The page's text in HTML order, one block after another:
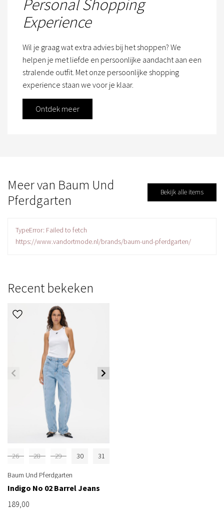
Personal Shopping
Experience
Wil je graag wat extra advies bij het shoppen? We
helpen je met liefde en persoonlijke aandacht aan een
stralende outfit. Met onze persoonlijke shopping
experience staan we voor je klaar.
Ontdek meer
Meer van Baum Und
Pferdgarten
Bekijk alle items
TypeError: Failed to fetch
https://www.vandortmode.nl/brands/baum-und-pferdgarten/
Recent bekeken
26 28 29 30 31
Baum Und Pferdgarten
Indigo No 02 Barrel Jeans
189,00